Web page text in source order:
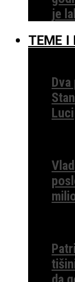
je
TEME I
Luci